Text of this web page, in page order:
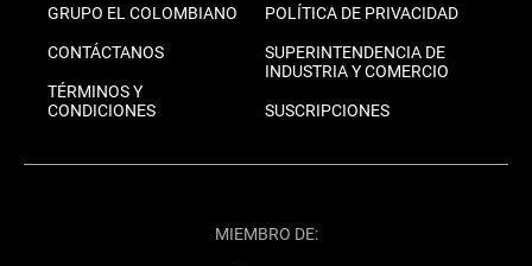
GRUPO EL COLOMBIANO
CONTÁCTANOS
TÉRMINOS Y
CONDICIONES
POLÍTICA DE PRIVACIDAD
SUPERINTENDENCIA DE
INDUSTRIA Y COMERCIO
SUSCRIPCIONES
MIEMBRO DE: